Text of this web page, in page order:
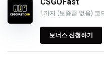
1까지 (보증금 없음) 코
보너스 신청하기